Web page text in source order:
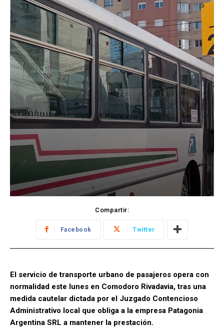
Compartir:
Facebook Twitter
El servicio de transporte urbano de pasajeros opera con
normalidad este lunes en Comodoro Rivadavia, tras una
medida cautelar dictada por el Juzgado Contencioso
Administrativo local que obliga a la empresa Patagonia
Argentina SRL a mantener la prestación.